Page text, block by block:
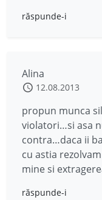
răspunde-i
Alina
12.08.2013
propun munca
violatori…si asa
contra…daca ii
cu astia
mine si
răspunde-i